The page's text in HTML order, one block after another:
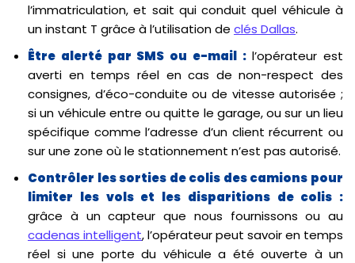
l’immatriculation, et sait qui conduit quel véhicule à
un instant T grâce à l’utilisation de clés Dallas.
Être alerté par SMS ou e-mail :l’opérateur est
averti en temps réel en cas de non-respect des
consignes, d’éco-conduite ou de vitesse autorisée ;
si un véhicule entre ou quitte le garage, ou sur un lieu
spécifique comme l’adresse d’un client récurrent ou
sur une zone où le stationnement n’est pas autorisé.
Contrôler les sorties de colis des camions pour
limiter les vols et les disparitions de colis :
grâce à un capteur que nous fournissons ou au
cadenas intelligent, l’opérateur peut savoir en temps
réel si une porte du véhicule a été ouverte à un